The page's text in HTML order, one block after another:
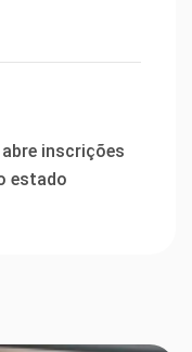
inscrições
estado